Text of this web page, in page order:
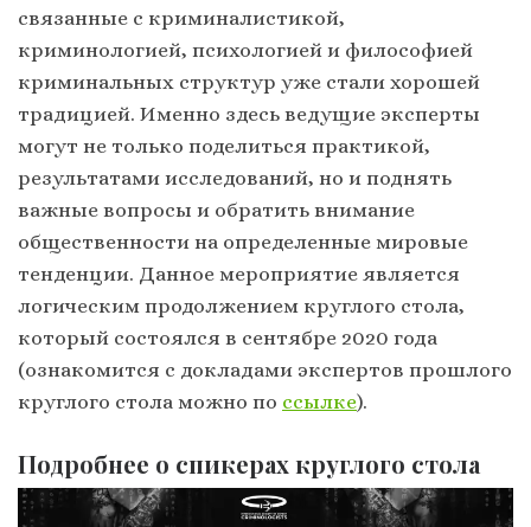
связанные с криминалистикой,
криминологией, психологией и философией
криминальных структур уже стали хорошей
традицией. Именно здесь ведущие эксперты
могут не только поделиться практикой,
результатами исследований, но и поднять
важные вопросы и обратить внимание
общественности на определенные мировые
тенденции. Данное мероприятие является
логическим продолжением круглого стола,
который состоялся в сентябре 2020 года
(ознакомится с докладами экспертов прошлого
круглого стола можно по ссылке).
Подробнее о спикерах круглого стола